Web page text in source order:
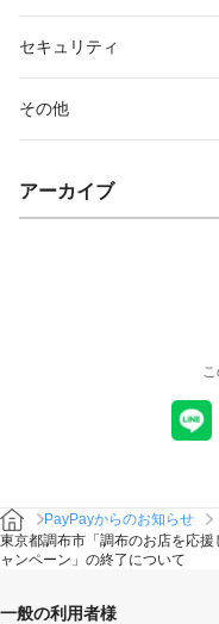
セキュリティ
その他
アーカイブ
PayPayからのお知らせ
東京都調布市「調布のお店を応
ャンペーン」の終了について
一般の利用者様